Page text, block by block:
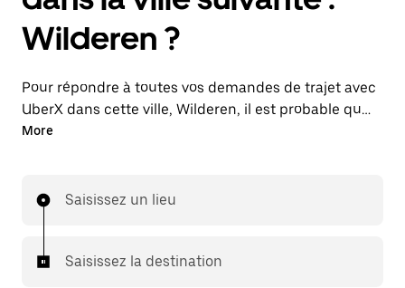
Wilderen ?
Pour répondre à toutes vos demandes de trajet avec
UberX dans cette ville, Wilderen, il est probable que
nous vous mettions en relation avec un chauffeur de
même disponibilité (24 h/24 et 7/j) qu'avec UberX.
More
Saisissez un lieu
Saisissez la destination